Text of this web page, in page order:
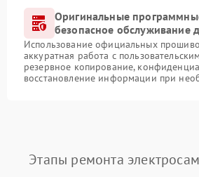
Оригинальные
безопасное обслуживание
Использование официальных
аккуратная работа с
резервное копирование,
восстановление информации при
Этапы ремонта